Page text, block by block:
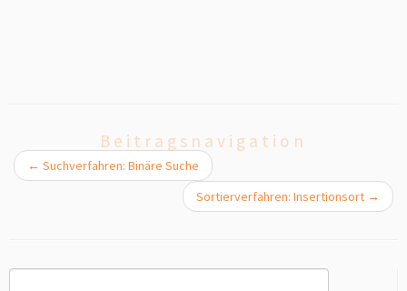
Beitragsnavigation
← Suchverfahren: Binäre Suche
Sortierverfahren: Insertionsort →